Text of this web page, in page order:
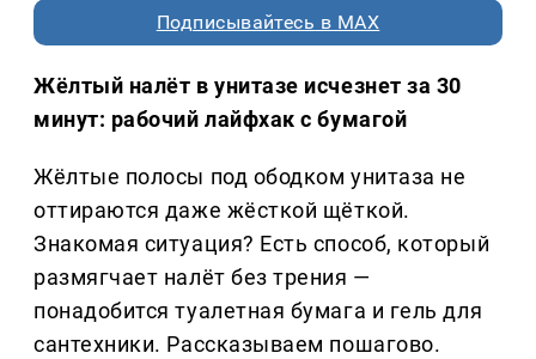
Подписывайтесь в MAX
Жёлтый налёт в унитазе исчезнет за 30
минут: рабочий лайфхак с бумагой
Жёлтые полосы под ободком унитаза не
оттираются даже жёсткой щёткой.
Знакомая ситуация? Есть способ, который
размягчает налёт без трения —
понадобится туалетная бумага и гель для
сантехники. Рассказываем пошагово.